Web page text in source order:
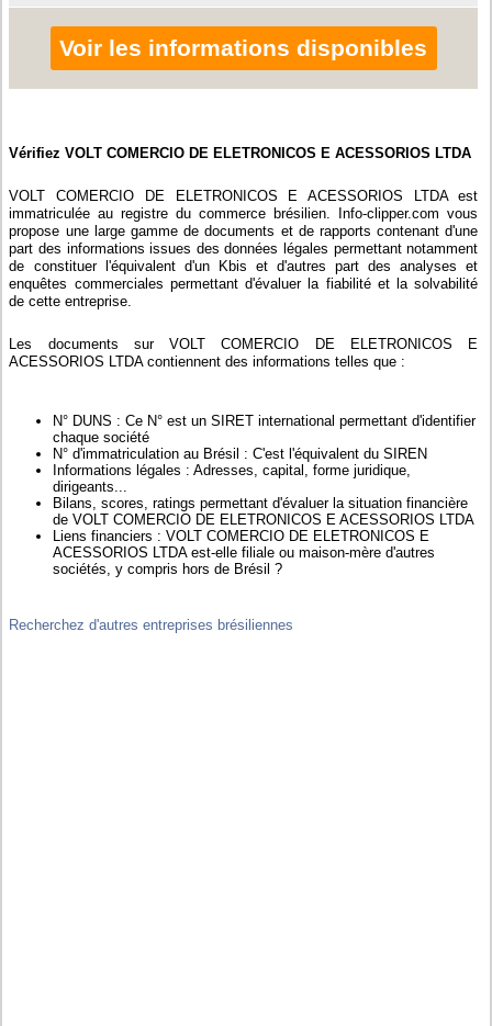
Voir les informations disponibles
Vérifiez VOLT COMERCIO DE ELETRONICOS E ACESSORIOS LTDA
VOLT COMERCIO DE ELETRONICOS E ACESSORIOS LTDA est
immatriculée au registre du commerce brésilien. Info-clipper.com vous
propose une large gamme de documents et de rapports contenant d'une
part des informations issues des données légales permettant notamment
de constituer l'équivalent d'un Kbis et d'autres part des analyses et
enquêtes commerciales permettant d'évaluer la fiabilité et la solvabilité
de cette entreprise.
Les documents sur VOLT COMERCIO DE ELETRONICOS E
ACESSORIOS LTDA contiennent des informations telles que :
N° DUNS : Ce N° est un SIRET international permettant d'identifier
chaque société
N° d'immatriculation au Brésil : C'est l'équivalent du SIREN
Informations légales : Adresses, capital, forme juridique,
dirigeants...
Bilans, scores, ratings permettant d'évaluer la situation financière
de VOLT COMERCIO DE ELETRONICOS E ACESSORIOS LTDA
Liens financiers : VOLT COMERCIO DE ELETRONICOS E
ACESSORIOS LTDA est-elle filiale ou maison-mère d'autres
sociétés, y compris hors de Brésil ?
Recherchez d'autres entreprises brésiliennes